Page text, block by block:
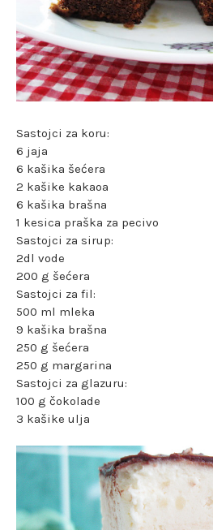
Sastojci za koru:
6 jaja
6 kašika šećera
2 kašike kakaoa
6 kašika brašna
1 kesica praška za pecivo
Sastojci za sirup:
2dl vode
200 g šećera
Sastojci za fil:
500 ml mleka
9 kašika brašna
250 g šećera
250 g margarina
Sastojci za glazuru:
100 g čokolade
3 kašike ulja